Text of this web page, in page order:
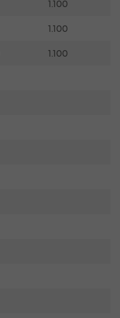
1.100
1.100
1.100